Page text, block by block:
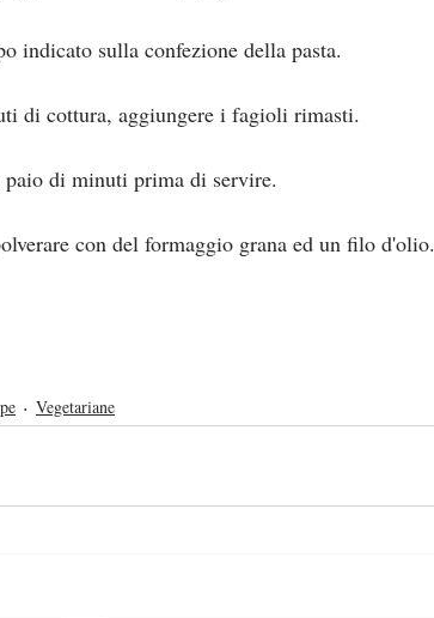
indicato sulla confezione della pasta.
di cottura, aggiungere i fagioli rimasti.
paio di minuti prima di servire.
con del formaggio grana ed un filo d'olio.
Vegetariane